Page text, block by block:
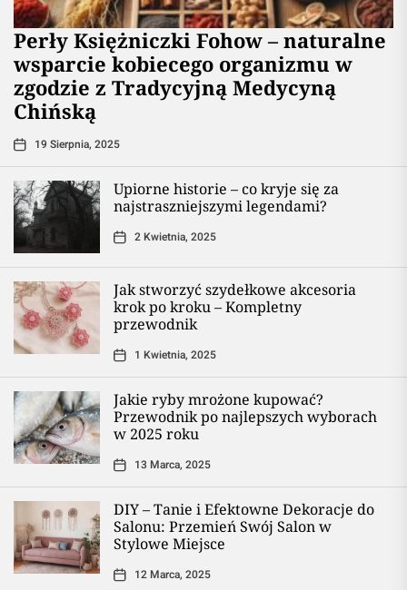
Perły Księżniczki Fohow – naturalne
wsparcie kobiecego organizmu w
zgodzie z Tradycyjną Medycyną
Chińską
19 Sierpnia, 2025
Upiorne historie – co kryje się za
najstraszniejszymi legendami?
2 Kwietnia, 2025
Jak stworzyć szydełkowe akcesoria
krok po kroku – Kompletny
przewodnik
1 Kwietnia, 2025
Jakie ryby mrożone kupować?
Przewodnik po najlepszych wyborach
w 2025 roku
13 Marca, 2025
DIY – Tanie i Efektowne Dekoracje do
Salonu: Przemień Swój Salon w
Stylowe Miejsce
12 Marca, 2025